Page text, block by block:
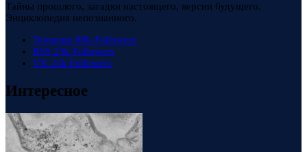
Тайны прошлого, загадки настоящего, версии будущего.
Энциклопедия непознанного.
Telegram 88k Followers
RSS 23k Followers
VK 23k Followers
Интересное